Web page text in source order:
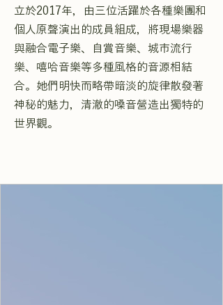
立於2017年，由三位活躍於各種樂團和
個人原聲演出的成員組成，將現場樂器
與融合電子樂、自賞音樂、城市流行
樂、嘻哈音樂等多種風格的音源相結
合。她們明快而略帶暗淡的旋律散發著
神秘的魅力，清澈的嗓音營造出獨特的
世界觀。